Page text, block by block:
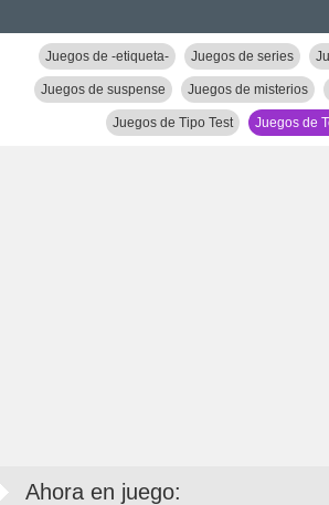
Juegos de -etiqueta- Juegos de series
Juegos de suspense Juegos de misterios
Juegos de Tipo Test Juegos de
Ahora en juego: